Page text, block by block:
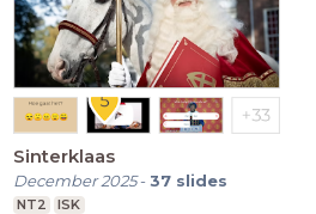
Sinterklaas
December 2025-37 slides
NT2 ISK